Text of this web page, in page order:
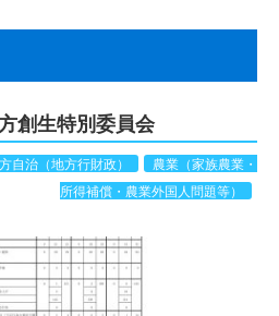
創生特別委員会
自治（地方行財政）
農業（家族農業・
所得補償・農業外国人問題等）